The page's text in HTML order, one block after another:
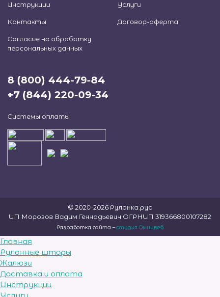
Инструкции Услуги
Контакты Договор-оферта
Согласие на обработку
персональных данных
8 (800) 444-79-84
+7 (844) 220-09-34
Системы оплаты
© 2020-2026 Рулонка.рус
ИП Морозов Вадим Геннадьевич ОГРНИП 319366800107282
Разработка сайта –студия Омнивеб
Главная
Рулонные шторы
Жалюзи
Доставка и оплата
Инструкции